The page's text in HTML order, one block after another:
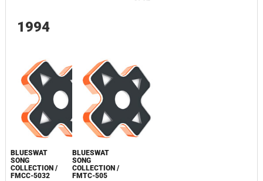
1994
BLUESWAT
SONG
COLLECTION /
FMCC-5032
BLUESWAT
SONG
COLLECTION /
FMTC-505